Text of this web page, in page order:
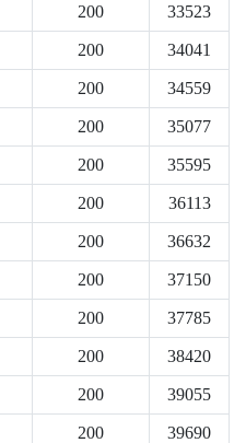
200 33523
200 34041
200 34559
200 35077
200 35595
200 36113
200 36632
200 37150
200 37785
200 38420
200 39055
200 39690